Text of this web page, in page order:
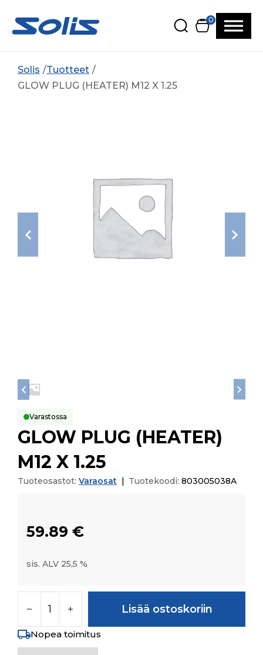
0
Solis
Tuotteet
GLOW PLUG (HEATER) M12 X 1.25
Varastossa
GLOW PLUG (HEATER)
M12 X 1.25
Tuoteosastot: Varaosat Tuotekoodi: 803005038A
59.89 €
sis. ALV 25,5 %
Lisää ostoskoriin
Nopea toimitus